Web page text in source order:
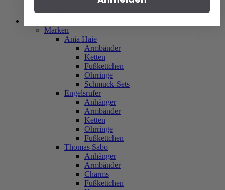
Mondaine
Marken
Ania Haie
Armbänder
Ketten
Fußkettchen
Ohrringe
Schmuck-Sets
Engelsrufer
Anhänger
Armbänder
Ketten
Ohrringe
Fußkettchen
Thomas Sabo
Anhänger
Armbänder
Charms
Fußkettchen